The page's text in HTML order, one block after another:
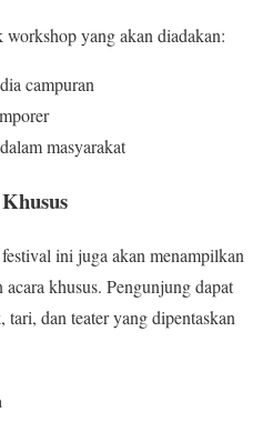
yang akan diadakan:
campuran
masyarakat
ini juga akan menampilkan
khusus. Pengunjung dapat
dan teater yang dipentaskan